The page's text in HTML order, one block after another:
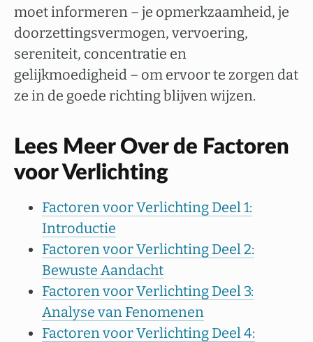
moet informeren – je opmerkzaamheid, je
doorzettingsvermogen, vervoering,
sereniteit, concentratie en
gelijkmoedigheid – om ervoor te zorgen dat
ze in de goede richting blijven wijzen.
Lees Meer Over de Factoren
voor Verlichting
Factoren voor Verlichting Deel 1:
Introductie
Factoren voor Verlichting Deel 2:
Bewuste Aandacht
Factoren voor Verlichting Deel 3:
Analyse van Fenomenen
Factoren voor Verlichting Deel 4: